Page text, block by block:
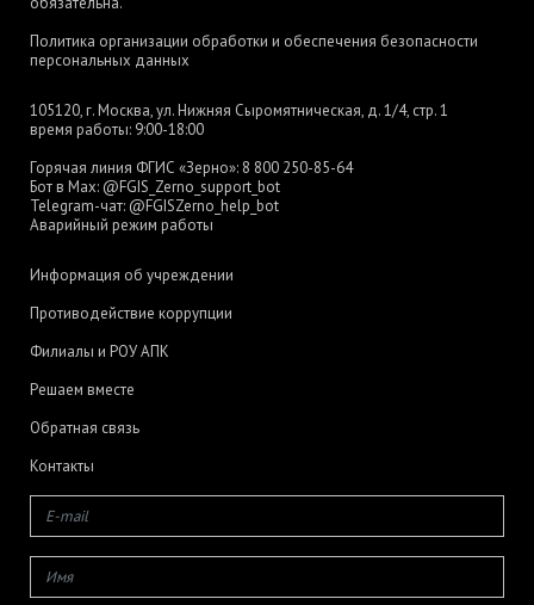
Политика организации обработки и обеспечения безопасности
персональных данных
105120, г. Москва, ул. Нижняя Сыромятническая, д. 1/4, стр. 1
время работы: 9:00-18:00
Горячая линия ФГИС «Зерно»: 8 800 250-85-64
Бот в Max: @FGIS_Zerno_support_bot
Telegram-чат: @FGISZerno_help_bot
Аварийный режим работы
Информация об учреждении
Противодействие коррупции
Филиалы и РОУ АПК
Решаем вместе
Обратная связь
Контакты